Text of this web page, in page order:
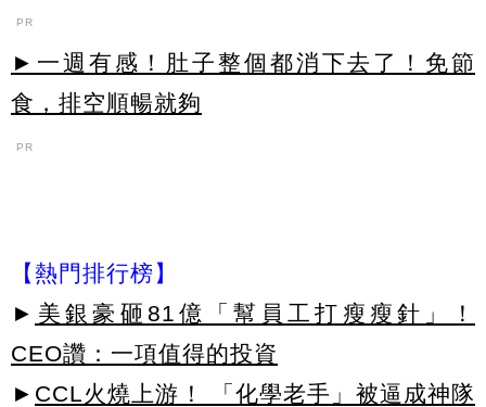
PR
►一週有感！肚子整個都消下去了！免節
食，排空順暢就夠
PR
【熱門排行榜】
► 美銀豪砸81億「幫員工打瘦瘦針」！
CEO讚：一項值得的投資
► CCL火燒上游！ 「化學老手」被逼成神隊